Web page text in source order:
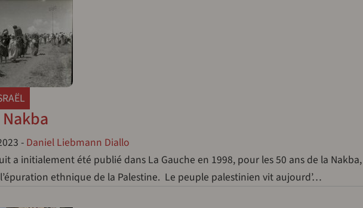
- Daniel Liebmann Diallo
a initialement été publié dans La Gauche en 1998, pour les 50 ans de la
ethnique de la Palestine. Le peuple palestinien vit aujourd’…